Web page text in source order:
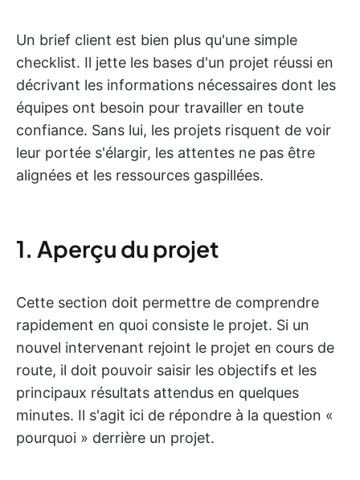
Un brief client est bien plus qu'une simple
checklist. Il jette les bases d'un projet réussi en
décrivant les informations nécessaires dont les
équipes ont besoin pour travailler en toute
confiance. Sans lui, les projets risquent de voir
leur portée s'élargir, les attentes ne pas être
alignées et les ressources gaspillées.
1. Aperçu du projet
Cette section doit permettre de comprendre
rapidement en quoi consiste le projet. Si un
nouvel intervenant rejoint le projet en cours de
route, il doit pouvoir saisir les objectifs et les
principaux résultats attendus en quelques
minutes. Il s'agit ici de répondre à la question «
pourquoi » derrière un projet.